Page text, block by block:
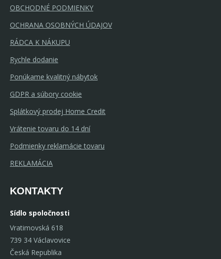
OBCHODNÉ PODMIENKY
OCHRANA OSOBNÝCH ÚDAJOV
RÁDCA K NÁKUPU
Rychle dodanie
Ponúkame kvalitný nábytok
GDPR a súbory cookie
Splátkový prodej Home Credit
Vrátenie tovaru do 14 dní
Podmienky reklamácie tovaru
REKLAMÁCIA
KONTAKTY
Sídlo spoločnosti
Vratimovská 618
739 34 Václavovice
Česká Republika